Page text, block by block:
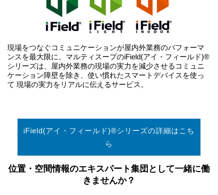
現場をつなぐコミュニケーションが屋内外業務のパフォーマ
ンスを最大限に。マルティスープのiField(アイ・フィールド)®
シリーズは、屋内外業務の現場の実力を減少させるコミュニ
ケーション障壁を除き、使い慣れたスマートデバイスを使っ
て 現場の実力をリアルに伝えるサービス。
iField(アイ・フィールド)®シリーズの詳細はこち
ら
位置・空間情報のエキスパート集団として一緒に働
きませんか？